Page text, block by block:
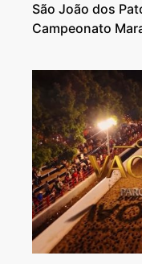
São João dos
Campeonato